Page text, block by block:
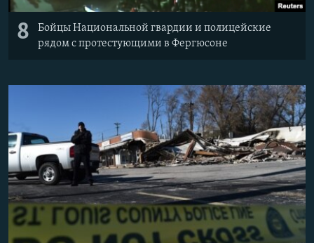
8
Бойцы Национальной гвардии и полицейские
рядом с протестующими в Фергюсоне